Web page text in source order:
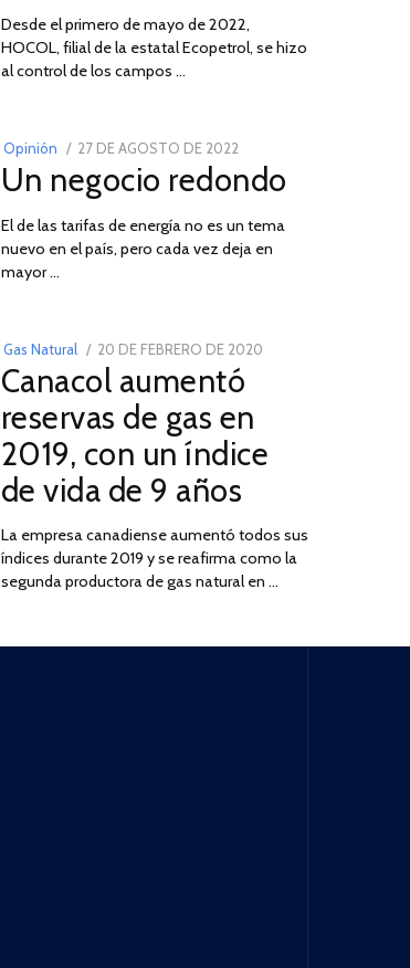
Desde el primero de mayo de 2022,
HOCOL, filial de la estatal Ecopetrol, se hizo
al control de los campos …
Opinión
POSTED
ON
27 DE AGOSTO DE 202230
DE
DE
2022
Un negocio redondo
El de las tarifas de energía no es un tema
nuevo en el país, pero cada vez deja en
mayor …
03
Gas Natural
POSTED
ON
20 DE FEBRERO DE 2020
2025
Canacol aumentó
reservas de gas en
2019, con un índice
de vida de 9 años
La empresa canadiense aumentó todos sus
índices durante 2019 y se reafirma como la
segunda productora de gas natural en …